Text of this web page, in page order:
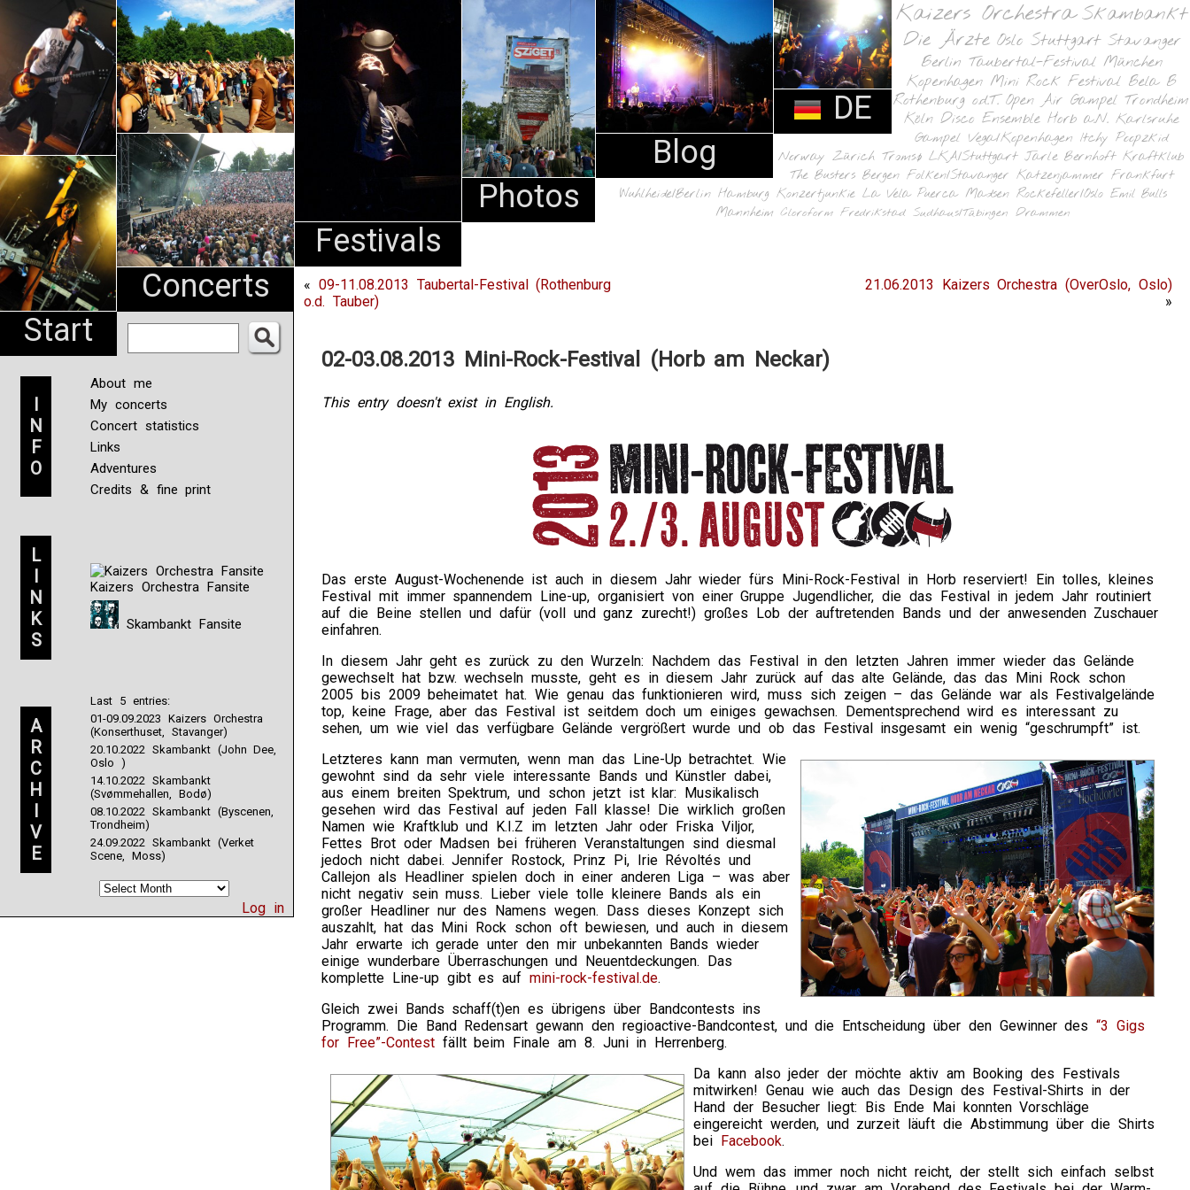
Start
Concerts
Festivals
Photos
Blog
DE
Pharma
Kaizers Orchestra Skambankt
Die Ärzte Oslo Stuttgart Stavanger
Berlin Taubertal-Festival München
Kopenhagen Mini Rock Festival Bela B
Rothenburg o.d.T. Open Air Gampel Trondheim
Köln Disco Ensemble Horb a.N. Karlsruhe
Gampel Vega/Kopenhagen Itchy Poopzkid
Norway Zürich Tromsø LKA/Stuttgart Jarle Bernhoft Kraftklub
The Busters Bergen Folken/Stavanger Katzenjammer Frankfurt
Wuhlheide/Berlin Hamburg Konzertjunkie La Vela Puerca Madsen Rockefeller/Oslo Emil Bulls
Mannheim Cloroform Fredrikstad Sudhaus/Tübingen Drammen
I
N
F
O
About me
My concerts
Concert statistics
Links
Adventures
Credits & fine print
L
I
N
K
S
Kaizers Orchestra Fansite
Skambankt Fansite
A
R
C
H
I
V
E
Last 5 entries:
01-09.09.2023 Kaizers Orchestra
(Konserthuset, Stavanger)
20.10.2022 Skambankt (John Dee,
Oslo )
14.10.2022 Skambankt
(Svømmehallen, Bodø)
08.10.2022 Skambankt (Byscenen,
Trondheim)
24.09.2022 Skambankt (Verket
Scene, Moss)
Log in
« 09-11.08.2013 Taubertal-Festival (Rothenburg
o.d. Tauber)
21.06.2013 Kaizers Orchestra (OverOslo, Oslo)
»
02-03.08.2013 Mini-Rock-Festival (Horb am Neckar)
This entry doesn't exist in English.
Das erste August-Wochenende ist auch in diesem Jahr wieder fürs Mini-Rock-Festival in Horb reserviert! Ein tolles, kleines
Festival mit immer spannendem Line-up, organisiert von einer Gruppe Jugendlicher, die das Festival in jedem Jahr routiniert
auf die Beine stellen und dafür (voll und ganz zurecht!) großes Lob der auftretenden Bands und der anwesenden Zuschauer
einfahren.
In diesem Jahr geht es zurück zu den Wurzeln: Nachdem das Festival in den letzten Jahren immer wieder das Gelände
gewechselt hat bzw. wechseln musste, geht es in diesem Jahr zurück auf das alte Gelände, das das Mini Rock schon
2005 bis 2009 beheimatet hat. Wie genau das funktionieren wird, muss sich zeigen – das Gelände war als Festivalgelände
top, keine Frage, aber das Festival ist seitdem doch um einiges gewachsen. Dementsprechend wird es interessant zu
sehen, um wie viel das verfügbare Gelände vergrößert wurde und ob das Festival insgesamt ein wenig “geschrumpft” ist.
Letzteres kann man vermuten, wenn man das Line-Up betrachtet. Wie
gewohnt sind da sehr viele interessante Bands und Künstler dabei,
aus einem breiten Spektrum, und schon jetzt ist klar: Musikalisch
gesehen wird das Festival auf jeden Fall klasse! Die wirklich großen
Namen wie Kraftklub und K.I.Z im letzten Jahr oder Friska Viljor,
Fettes Brot oder Madsen bei früheren Veranstaltungen sind diesmal
jedoch nicht dabei. Jennifer Rostock, Prinz Pi, Irie Révoltés und
Callejon als Headliner spielen doch in einer anderen Liga – was aber
nicht negativ sein muss. Lieber viele tolle kleinere Bands als ein
großer Headliner nur des Namens wegen. Dass dieses Konzept sich
auszahlt, hat das Mini Rock schon oft bewiesen, und auch in diesem
Jahr erwarte ich gerade unter den mir unbekannten Bands wieder
einige wunderbare Überraschungen und Neuentdeckungen. Das
komplette Line-up gibt es aufmini-rock-festival.de.
Gleich zwei Bands schaff(t)en es übrigens über Bandcontests ins
Programm. Die Band Redensart gewann den regioactive-Bandcontest, und die Entscheidung über den Gewinner des“3 Gigs
for Free”-Contestfällt beim Finale am 8. Juni in Herrenberg.
Da kann also jeder der möchte aktiv am Booking des Festivals
mitwirken! Genau wie auch das Design des Festival-Shirts in der
Hand der Besucher liegt: Bis Ende Mai konnten Vorschläge
eingereicht werden, und zurzeit läuft die Abstimmung über die Shirts
bei Facebook.
Und wem das immer noch nicht reicht, der stellt sich einfach selbst